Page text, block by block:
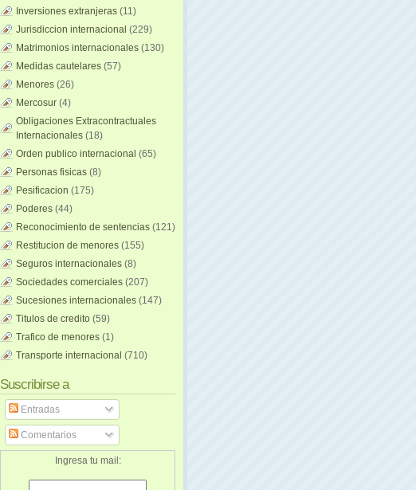
Inversiones extranjeras (11)
Jurisdiccion internacional (229)
Matrimonios internacionales (130)
Medidas cautelares (57)
Menores (26)
Mercosur (4)
Obligaciones Extracontractuales
Internacionales (18)
Orden publico internacional (65)
Personas fisicas (8)
Pesificacion (175)
Poderes (44)
Reconocimiento de sentencias (121)
Restitucion de menores (155)
Seguros internacionales (8)
Sociedades comerciales (207)
Sucesiones internacionales (147)
Titulos de credito (59)
Trafico de menores (1)
Transporte internacional (710)
Suscribirse a
Entradas
Comentarios
Ingresa tu mail: